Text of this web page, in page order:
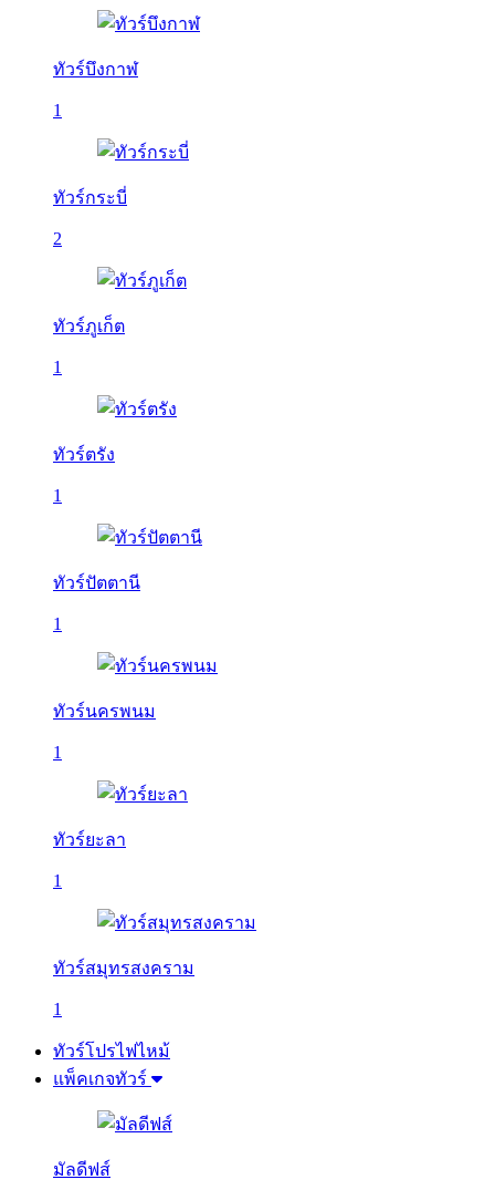
ทัวร์บึงกาฬ
1
ทัวร์กระบี่
2
ทัวร์ภูเก็ต
1
ทัวร์ตรัง
1
ทัวร์ปัตตานี
1
ทัวร์นครพนม
1
ทัวร์ยะลา
1
ทัวร์สมุทรสงคราม
1
ทัวร์โปรไฟไหม้
แพ็คเกจทัวร์
มัลดีฟส์